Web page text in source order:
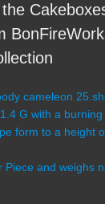
cameleon
G with a
form to a height
Piece and weighs